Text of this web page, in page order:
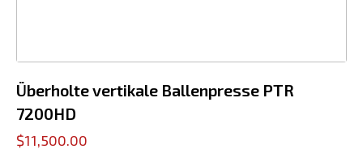
Überholte vertikale Ballenpresse PTR
7200HD
$11,500.00